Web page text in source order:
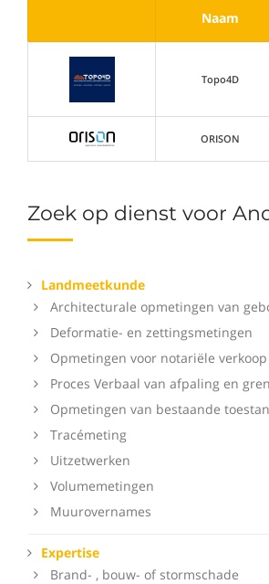
Zoek op dienst voor
Landmeetkunde
Architecturale opmetingen van
Deformatie- en zettingsmetingen
Opmetingen voor notariële verkoop
Proces Verbaal van afpaling en
Opmetingen van bestaande
Tracémeting
Uitzetwerken
Volumemetingen
Muurovernames
Expertise
Brand- , bouw- of stormschade
Naam
Topo4D
ORISON